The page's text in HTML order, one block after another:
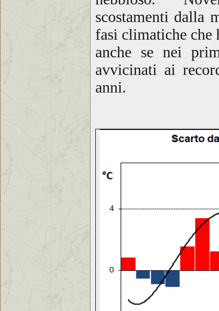
scostamenti dalla
fasi climatiche che
anche se nei
avvicinati ai
anni.